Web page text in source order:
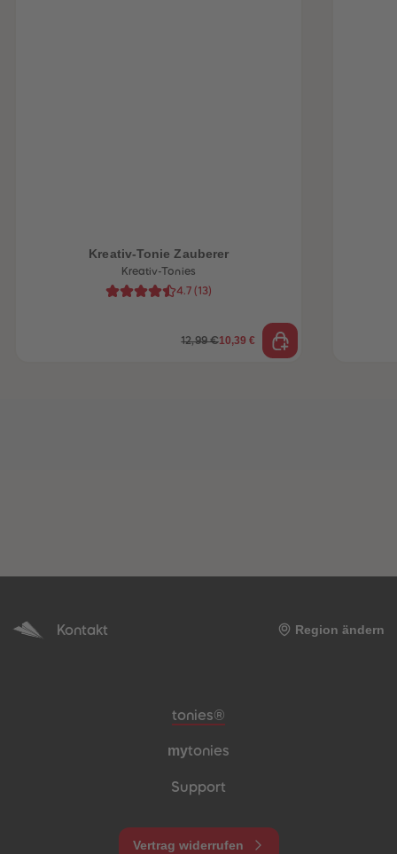
Kreativ-Tonie Zauberer
Kreativ-Tonies
4.7 (13)
12,99 €10,39 €
Kontakt Region ändern
Meta-Navigation Footer
tonies®
mytonies
Support
Vertrag widerrufen